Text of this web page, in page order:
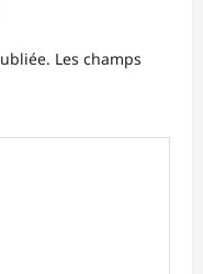
Les champs